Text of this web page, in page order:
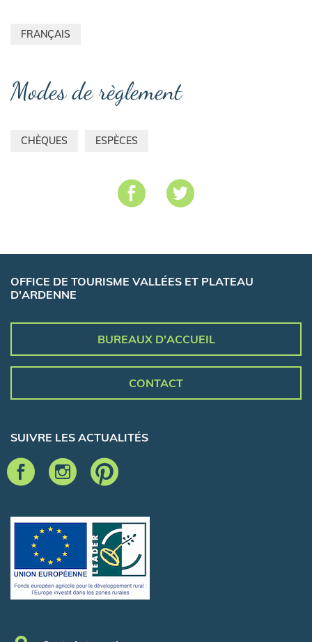
FRANÇAIS
Modes de règlement
CHÈQUES ESPÈCES
OFFICE DE TOURISME VALLÉES ET PLATEAU
D'ARDENNE
BUREAUX D'ACCUEIL
CONTACT
SUIVRE LES ACTUALITÉS